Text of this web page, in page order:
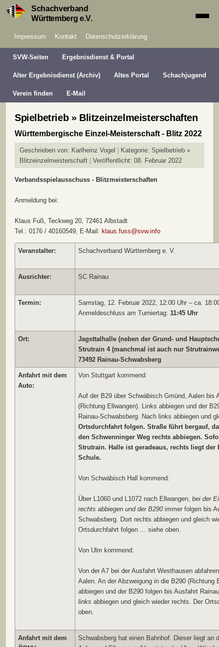
Schachverband
Württemberg e.V.
Impressum Kontakt Datenschutzerklärung
SVW-Seiten Ergebnisdienst & Portal
Alter Ergebnisdienst (Archiv) Altes Portal Schachjugend
Verein finden E-Mail
Spielbetrieb » Blitzeinzelmeisterschaften
Württembergische Einzel-Meisterschaft - Blitz 2022
Geschrieben von: Karlheinz Vogel Kategorie: Spielbetrieb »
Blitzeinzelmeisterschaft
Veröffentlicht: 08. Februar 2022
Verbandsspielausschuss - Blitzmeisterschaften
Anmeldung bei:
Klaus Fuß, Teckweg 20, 72461 Albstadt
Tel.: 0176 / 40160549, E-Mail: klaus.fuss@svw.info
Veranstalter: Schachverband Württemberg e. V.
Ausrichter: SC Rainau
Termin:
Samstag, 12. Februar 2022, 12:00 Uhr – ca.
Anmeldeschluss am Turniertag: 11:45 Uhr
Ort:
Jagsttalhalle (neben der Grund- und
Strutrain 4 (manchmal ist auch nur
73492 Rainau-Schwabsberg
Anfahrt mit dem
Auto:
Von Stuttgart kommend:
Auf der B29 über Schwäbisch Gmünd, Aalen bis
(Richtung Ellwangen). Links abbiegen und der
Rainau-Schwabsberg. Nach links abbiegen und
Ortsdurchfahrt folgen. Straße führt bergauf,
den Schwenninger Weg rechts abbiegen.
Strutrain. Halle ist geradeaus, rechts liegt der
Schule.
Von Schwäbisch Hall kommend:
Über L1060 und L1072 nach Ellwangen, bei der
rechts abbiegen und der B290 immer folgen bis
Schwabsberg. Dort rechts abbiegen und gleich
Ortsdurchfahrt folgen … siehe oben.
Von Ulm kommend:
Von der A7 bei der Ausfahrt Westhausen
Aalen. An der Abzweigung in die B290 (Richtung
abbiegen und der B290 folgen bis Ausfahrt
links abbiegen und gleich wieder rechts. Der
oben.
Anfahrt mit dem
Schwabsberg hat einen Bahnhof. Dieser liegt an